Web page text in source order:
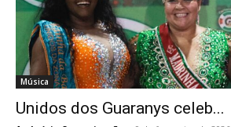
Música
Unidos dos Guaranys celeb...